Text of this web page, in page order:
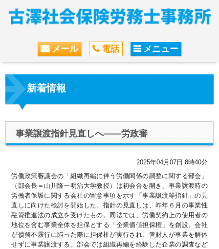
メール 電話 メニュー
新着情報
事業譲渡指針見直しへ――労政審
2025年04月07日 8時40分
労働政策審議会の「組織再編に伴う労働関係の調整に関する部会」
（部会長＝山川隆一明治大学教授）は初会合を開き、事業譲渡時の
労働者保護に関する会社の留意事項を示す「事業譲渡等指針」の見
直しに向けた検討を開始した。指針の見直しは、昨年６月の事業性
融資推進法の成立を受けたもの。同法では、労働契約上の使用者の
地位を含む事業全体を担保とする「企業価値担保権」を創設。会社
が債務不履行に陥った際に担保権が実行され、管財人が事業を解体
せずに事業譲渡する。部会では組織再編を経験した企業の調査など